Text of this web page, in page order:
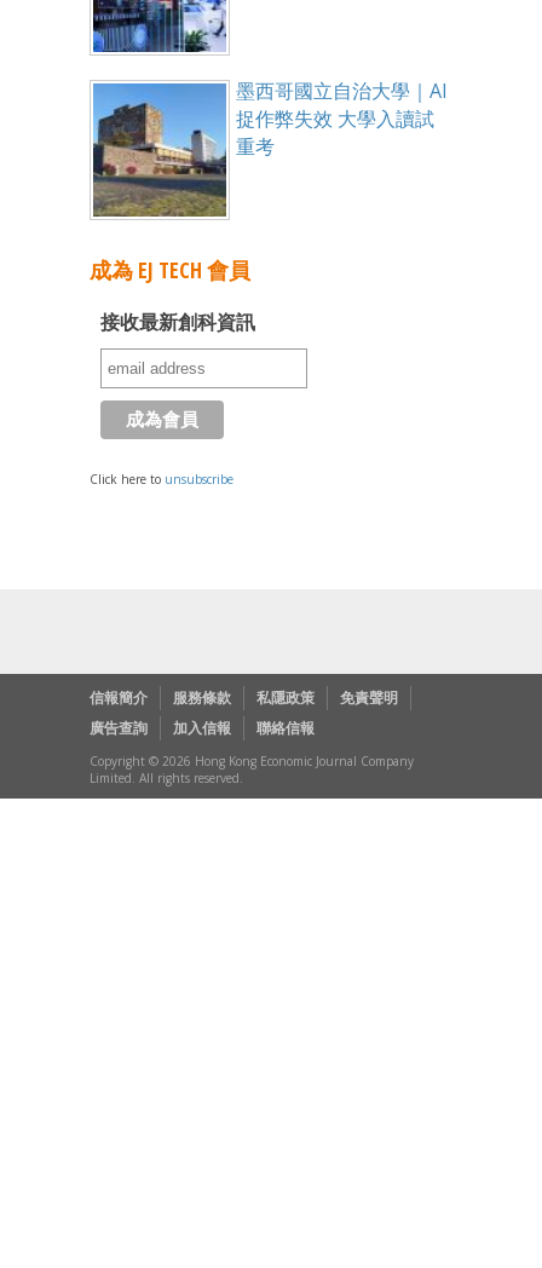
墨西哥國立自治大學｜AI
捉作弊失效 大學入讀試
重考
成為 EJ TECH 會員
接收最新創科資訊
Click here to unsubscribe
信報簡介 服務條款 私隱政策
免責聲明
廣告查詢
加入信報 聯絡信報
Copyright © 2026 Hong Kong Economic Journal Company
Limited. All rights reserved.